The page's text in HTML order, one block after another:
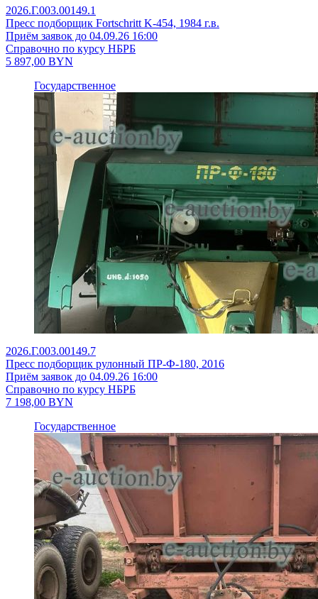
2026.Г.003.00149.1
Пресс подборщик Fortschritt K-454, 1984 г.в.
Приём заявок до 04.09.26 16:00
Справочно по курсу НБРБ
5 897,00 BYN
Государственное
2026.Г.003.00149.7
Пресс подборщик рулонный ПР-Ф-180, 2016
Приём заявок до 04.09.26 16:00
Справочно по курсу НБРБ
7 198,00 BYN
Государственное